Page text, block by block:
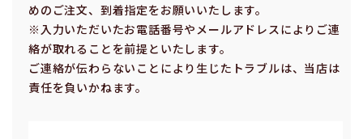
めのご注⽂、到着指定をお願いいたします。
※⼊⼒いただいたお電話番号やメールアドレスによりご連
絡が取れることを前提といたします。
ご連絡が伝わらないことにより⽣じたトラブルは、当店は
責任を負いかねます。